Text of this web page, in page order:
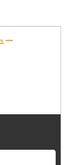
ー